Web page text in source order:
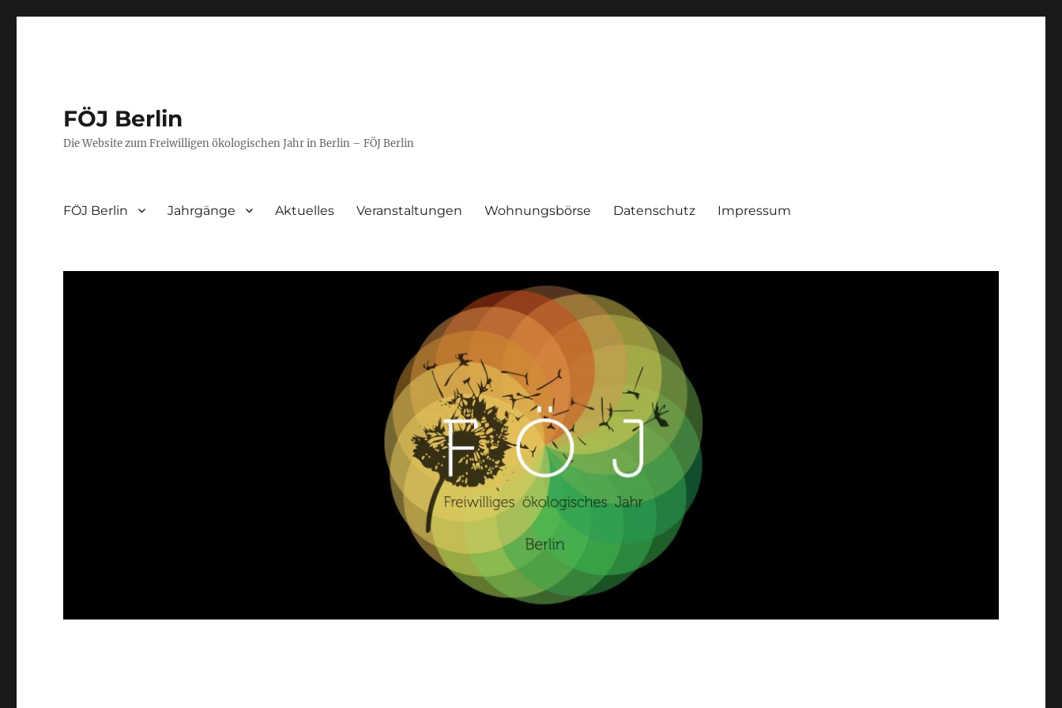
FÖJ Berlin
Die Website zum Freiwilligen ökologischen Jahr in Berlin – FÖJ Berlin
FÖJ Berlin Jahrgänge Aktuelles Veranstaltungen Wohnungsbörse Datenschutz Impressum